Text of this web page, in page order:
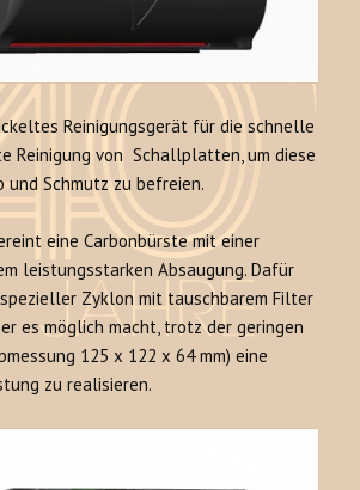
Reinigungsgerät für die schnelle
Reinigung von Schallplatten, um diese
und Schmutz zu befreien.
eine Carbonbürste mit einer
leistungsstarken Absaugung. Dafür
Zyklon mit tauschbarem Filter
es möglich macht, trotz der geringen
125 x 122 x 64 mm) eine
zu realisieren.